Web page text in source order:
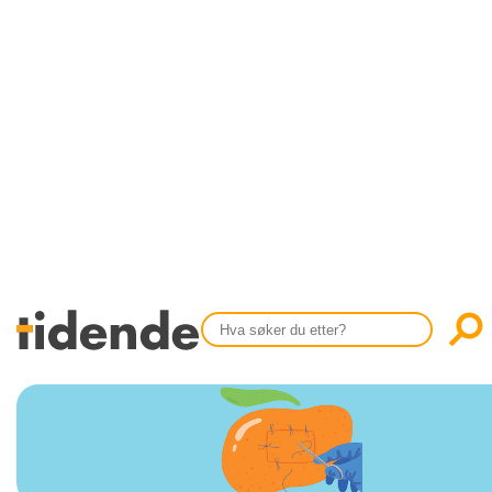
KONTAKT
OM OSS